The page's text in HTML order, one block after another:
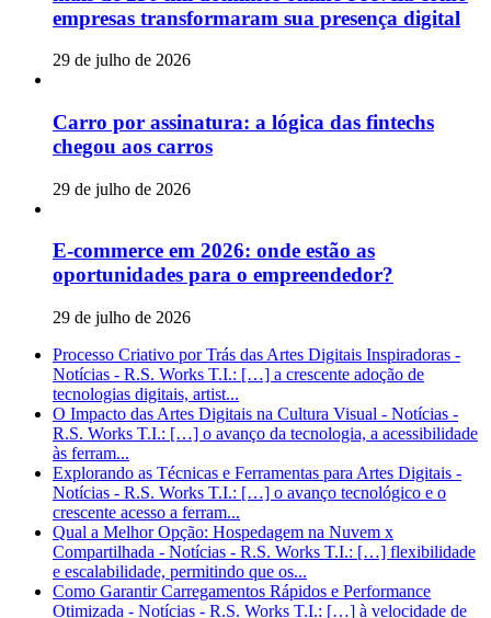
empresas transformaram sua presença digital
29 de julho de 2026
Carro por assinatura: a lógica das fintechs
chegou aos carros
29 de julho de 2026
E-commerce em 2026: onde estão as
oportunidades para o empreendedor?
29 de julho de 2026
Processo Criativo por Trás das Artes Digitais Inspiradoras -
Notícias - R.S. Works T.I.: […] a crescente adoção de
tecnologias digitais, artist...
O Impacto das Artes Digitais na Cultura Visual - Notícias -
R.S. Works T.I.: […] o avanço da tecnologia, a acessibilidade
às ferram...
Explorando as Técnicas e Ferramentas para Artes Digitais -
Notícias - R.S. Works T.I.: […] o avanço tecnológico e o
crescente acesso a ferram...
Qual a Melhor Opção: Hospedagem na Nuvem x
Compartilhada - Notícias - R.S. Works T.I.: […] flexibilidade
e escalabilidade, permitindo que os...
Como Garantir Carregamentos Rápidos e Performance
Otimizada - Notícias - R.S. Works T.I.: […] à velocidade de